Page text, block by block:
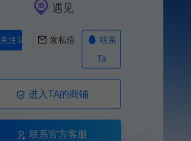
遇见
关注Ta 发私信
联系
Ta
进入TA的商铺
联系官方客服